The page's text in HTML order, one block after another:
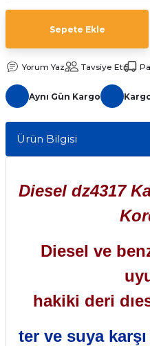
Sepete Ekle
Yorum Yaz Tavsiye Et
Aynı Gün Kargo
Ürün Bilgisi
Diesel dz4317
Diesel ve
hakiki deri
ter ve suya